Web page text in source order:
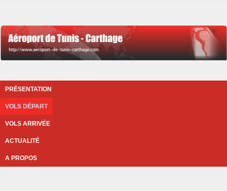
PRÉSENTATION
VOLS DÉPART
VOLS ARRIVÉE
ACTUALITÉ
A PROPOS